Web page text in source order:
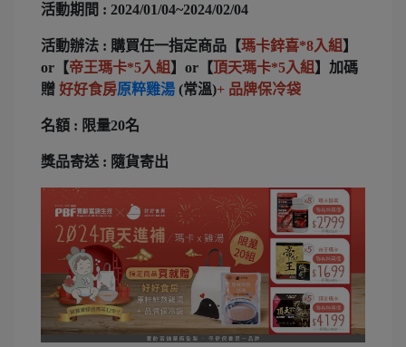
活動期間 : 2024/01/04~2024/02/04
活動辦法 : 購買任一指定商品【瑪卡鋅喜*8入組 】
or【帝王瑪卡*5入組 】or【 頂天瑪卡*5入組 】加碼
贈 好好食房原粹雞湯 (常溫)+ 品牌保冷袋
名額 : 限量20名
獎品寄送 : 隨貨寄出